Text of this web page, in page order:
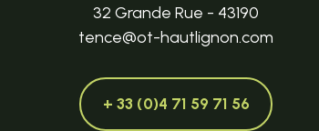
32 Grande Rue - 43190
tence@ot-hautlignon.com
+ 33 (0)4 71 59 71 56